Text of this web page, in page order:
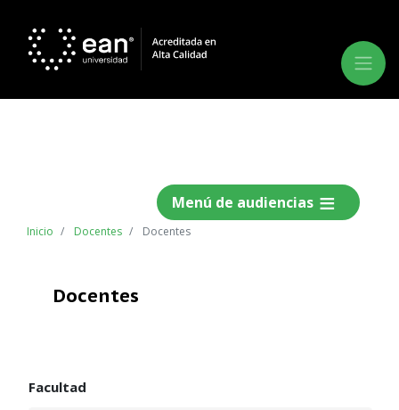
Menú de audiencias
Inicio Docentes Docentes
Docentes
Facultad